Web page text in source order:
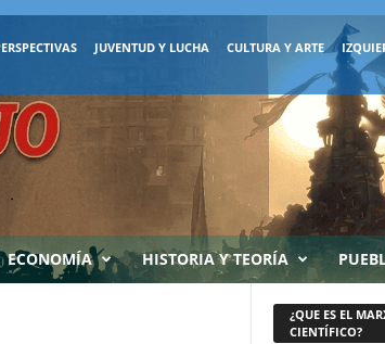
JUVENTUD Y LUCHA CULTURA Y ARTE
ECONOMÍA HISTORIA Y TEORÍA
¿QUE ES EL
CIENTÍFICO?